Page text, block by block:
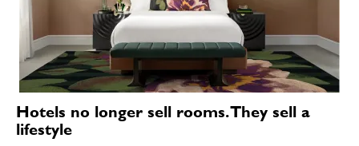
Hotels no longer sell rooms. They sell a
lifestyle